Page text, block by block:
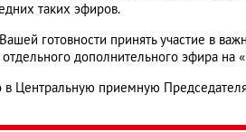
таких эфиров.
готовности принять участие в
дополнительного эфира
Центральную приемную